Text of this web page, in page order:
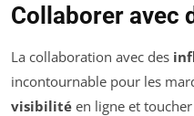
Collaborer avec
La collaboration avec des
incontournable pour les
visibilité en ligne et